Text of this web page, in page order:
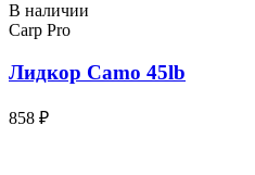
В наличии
Carp Pro
Лидкор Camo 45lb
858 ₽